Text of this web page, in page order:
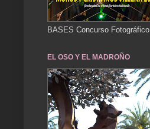
BASES Concurso Fotográfico
EL OSO Y EL MADROÑO